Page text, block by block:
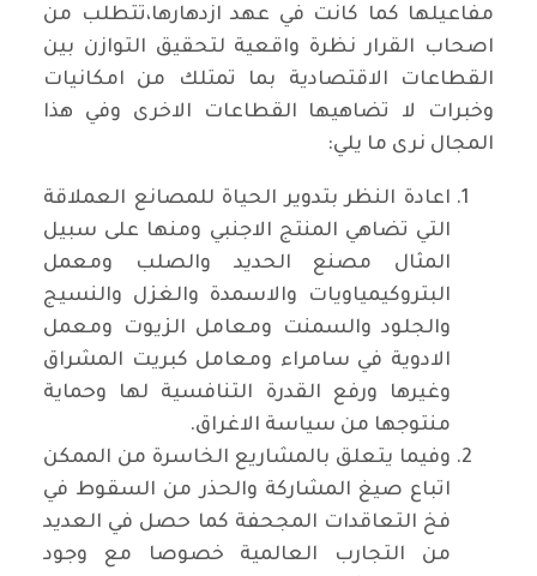
مفاعيلها كما كانت في عهد ازدهارها،تتطلب من
اصحاب القرار نظرة واقعية لتحقيق التوازن بين
القطاعات الاقتصادية بما تمتلك من امكانيات
وخبرات لا تضاهيها القطاعات الاخرى وفي هذا
المجال نرى ما يلي:
اعادة النظر بتدوير الحياة للمصانع العملاقة
التي تضاهي المنتج الاجنبي ومنها على سبيل
المثال مصنع الحديد والصلب ومعمل
البتروكيمياويات والاسمدة والغزل والنسيج
والجلود والسمنت ومعامل الزيوت ومعمل
الادوية في سامراء ومعامل كبريت المشراق
وغيرها ورفع القدرة التنافسية لها وحماية
منتوجها من سياسة الاغراق.
وفيما يتعلق بالمشاريع الخاسرة من الممكن
اتباع صيغ المشاركة والحذر من السقوط في
فخ التعاقدات المجحفة كما حصل في العديد
من التجارب العالمية خصوصا مع وجود